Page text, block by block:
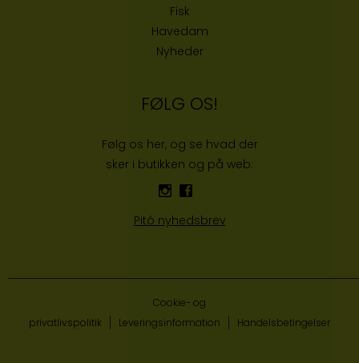
Fisk
Havedam
Nyheder
FØLG OS!
Følg os her, og se hvad der
sker i butikken og på web:
Pitó nyhedsbrev
Cookie- og
privatlivspolitik
Leveringsinformation Handelsbetingelser